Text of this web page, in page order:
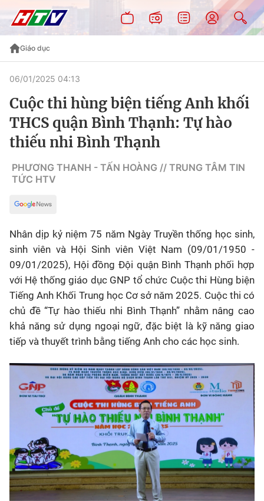
Giáo dục
06/01/2025 04:13
Cuộc thi hùng biện tiếng Anh khối
THCS quận Bình Thạnh: Tự hào
thiếu nhi Bình Thạnh
PHƯƠNG THANH - TẤN HOÀNG // TRUNG TÂM TIN
TỨC HTV
Nhân dịp kỷ niệm 75 năm Ngày Truyền thống học sinh,
sinh viên và Hội Sinh viên Việt Nam (09/01/1950 -
09/01/2025), Hội đồng Đội quận Bình Thạnh phối hợp
với Hệ thống giáo dục GNP tổ chức Cuộc thi Hùng biện
Tiếng Anh Khối Trung học Cơ sở năm 2025. Cuộc thi có
chủ đề “Tự hào thiếu nhi Bình Thạnh” nhằm nâng cao
khả năng sử dụng ngoại ngữ, đặc biệt là kỹ năng giao
tiếp và thuyết trình bằng tiếng Anh cho các học sinh.